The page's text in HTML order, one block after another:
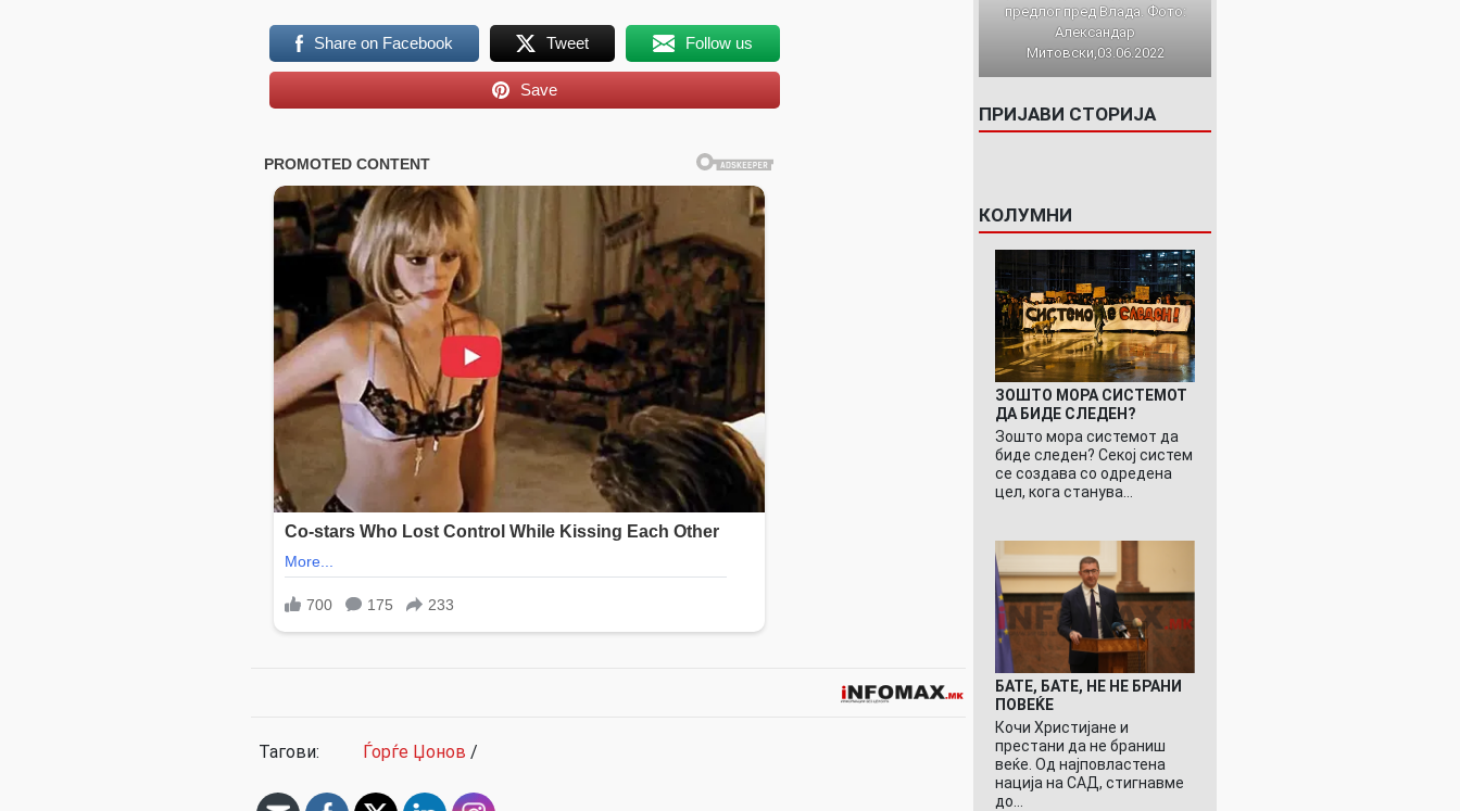
Share on Facebook Tweet Follow us
Save
Тагови: Ѓорѓе Џонов /
предлог пред Влада. Фото:
Александар
Митовски,03.06.2022
ПРИЈАВИ СТОРИЈА
КОЛУМНИ
ЗОШТО МОРА СИСТЕМОТ
ДА БИДЕ СЛЕДЕН?
Зошто мора системот да
биде следен? Секој систем
се создава со одредена
цел, кога станува…
БАТЕ, БАТЕ, НЕ НЕ БРАНИ
ПОВЕЌЕ
Кочи Христијане и
престани да не браниш
веќе. Од најповластена
нација на САД, стигнавме
до…